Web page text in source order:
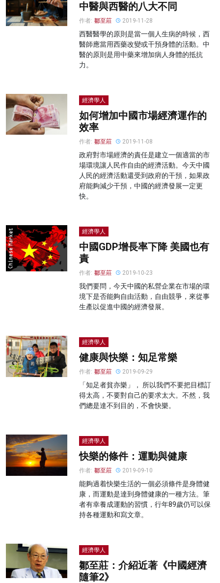
中醫與西醫的八大不同
作者: 鄒至莊 2019-11-28
西醫醫學的原則是當一個人生病的時候，西
醫師應當用西藥改變或干預身體的活動。中
醫的原則是用中藥來增加病人身體的抵抗
力。
經濟學人
如何增加中國市場經濟運作的
效率
作者: 鄒至莊 2019-11-08
政府對市場經濟的責任是建立一個適當的市
場環境讓人民作自由的經濟活動。今天中國
人民的經濟活動還受到政府的干預，如果政
府能夠減少干預，中國的經濟發展一定更
快。
經濟學人
中國GDP增長率下降 美國也有
責
作者: 鄒至莊 2019-10-23
我們要問，今天中國的私營企業在市場的環
境下是否能夠自由活動，自由競爭，來從事
生產以促進中國的經濟發展。
經濟學人
健康與快樂：知足常樂
作者: 鄒至莊 2019-09-29
「知足者貧亦樂」， 所以我們不要把目標訂
得太高，不要對自己的要求太大。不然，我
們總是達不到目的，不會快樂。
經濟學人
快樂的條件：運動與健康
作者: 鄒至莊 2019-09-10
能夠過着快樂生活的一個必須條件是身體健
康，而運動是達到身體健康的一種方法。筆
者有幸養成運動的習慣，行年89歲仍可以保
持各種運動和寫文章。
經濟學人
鄒至莊：介紹近著《中國經濟
隨筆2》